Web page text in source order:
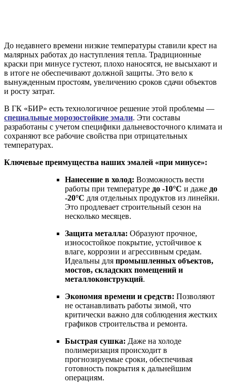
До недавнего времени низкие температуры ставили крест на
малярных работах до наступления тепла. Традиционные
краски при минусе густеют, плохо наносятся, не высыхают и
в итоге не обеспечивают должной защиты. Это вело к
вынужденным простоям, увеличению сроков сдачи объектов
и росту затрат.
В ГК «БИР» есть технологичное решение этой проблемы —
специальные морозостойкие эмали. Эти составы
разработаны с учетом специфики дальневосточного климата и
сохраняют все рабочие свойства при отрицательных
температурах.
Ключевые преимущества наших эмалей «при минусе»:
Нанесение в холод: Возможность вести
работы при температуре до -10°C и даже до
-20°C для отдельных продуктов из линейки.
Это продлевает строительный сезон на
несколько месяцев.
Защита металла: Образуют прочное,
износостойкое покрытие, устойчивое к
влаге, коррозии и агрессивным средам.
Идеальны для промышленных объектов,
мостов, складских помещений и
металлоконструкций.
Экономия времени и средств: Позволяют
не останавливать работы зимой, что
критически важно для соблюдения жестких
графиков строительства и ремонта.
Быстрая сушка: Даже на холоде
полимеризация происходит в
прогнозируемые сроки, обеспечивая
готовность покрытия к дальнейшим
операциям.